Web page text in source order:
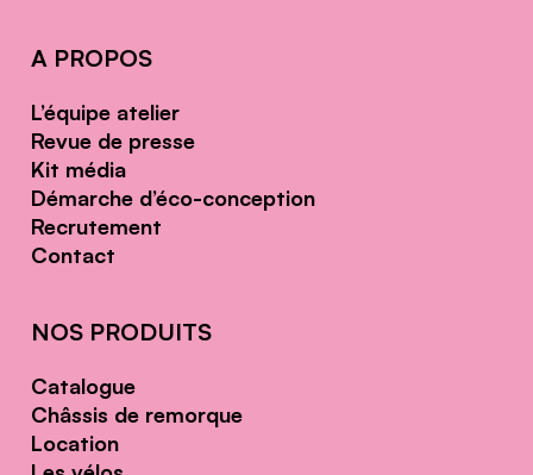
A PROPOS
L’équipe atelier
Revue de presse
Kit média
Démarche d’éco-conception
Recrutement
Contact
NOS PRODUITS
Catalogue
Châssis de remorque
Location